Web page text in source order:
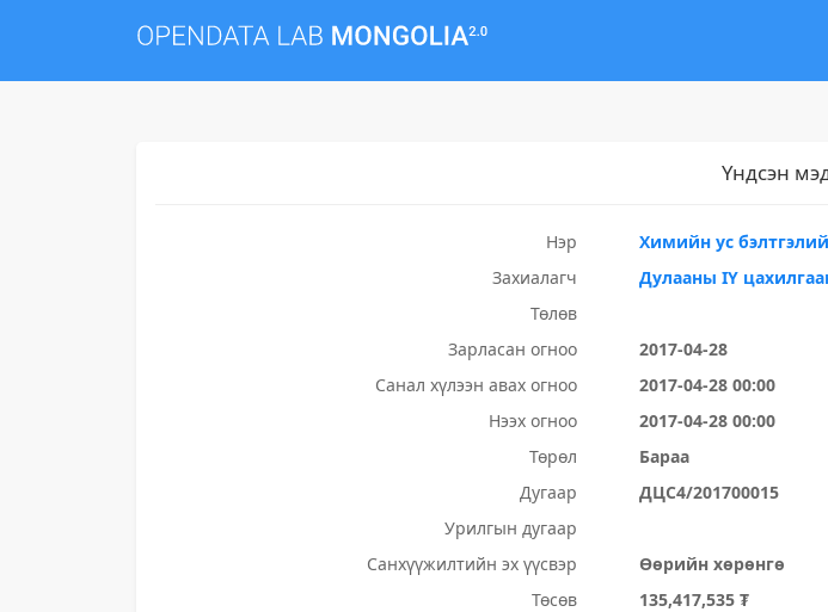
Үндсэн
Нэр
Химийн ус
Захиалагч
Дулааны IY
Төлөв
Зарласан огноо
2017-04-28
Санал хүлээн авах огноо
2017-04-28 00:00
Нээх огноо
2017-04-28 00:00
Төрөл
Бараа
Дугаар
ДЦС4/201700015
Урилгын дугаар
Санхүүжилтийн эх үүсвэр
Өөрийн хөрөнгө
Төсөв
135,417,535 ₮